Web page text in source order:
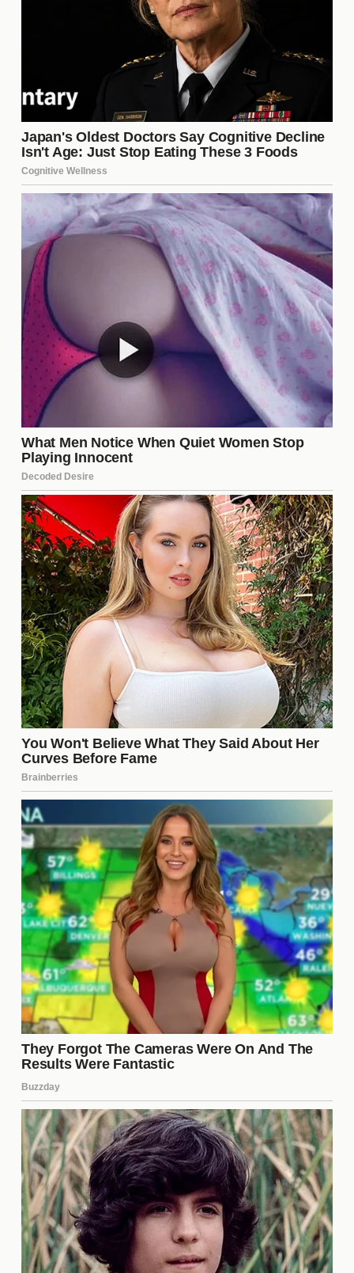
hikayesi olacağı yönünde. İzleyicilerin, karakterlerin
sırlarını çözme çabası ve olayların nasıl gelişeceği
konusunda tahminlerde bulunması, dizinin sosyal
medyada da geniş bir yankı bulmasına yol açacak.
Yayın Tarihi
Yalan dizisinin yayın tarihi, izleyiciler tarafından
merakla bekleniyor. İlk bölümünçok yakındaekrana
gelmesi planlanıyor. Yapımcılar, izleyicilere her hafta
yeni bölümler sunarak, hikayenin akışını sürdürmeyi
hedefliyor.
Fragman Analizi
Yalan dizisinin yayımlanan fragmanları, karakterlerin
dinamiklerini ve olayların temposunu gözler önüne
seriyor. Fragmanda dikkat çeken bazı unsurlar
şunlardır:
Karakterler arası çatışmaların yoğunluğu.
Gizemli olayların izleyiciyi meraklandırması.
Duygusal anların vurgulanması.
Bu unsurlar, dizinin izleyiciler üzerinde nasıl bir etki
yaratacağı konusunda ipuçları veriyor.
İzleyici Beklentileri
Dizinin tanıtımları, izleyicilerde büyük bir beklenti
oluşturdu. Birçok kişi, Yalan'ın sadece birdrama
değil, aynı zamanda
gizemdolu bir hikaye
sunmasını umuyor. İzleyiciler, karakterlerin
derinliklerine inerek, onların sırlarını keşfetmeyi dört
gözle bekliyor.
Tanıtım Stratejileri
Yalan dizisi, tanıtım sürecinde çeşitli stratejiler
uyguluyor. Sosyal medya platformlarında
düzenlenen kampanyalar ve etkileyici fragmanlar,
izleyici kitlesini artırmayı hedefliyor. Ayrıca, ünlü
isimlerin dizi hakkında yaptıkları yorumlar, dizinin
görünürlüğünü artırıyor.
Yarışmalar ve Etkinlikler
Diziyle ilgili olarak, izleyicilere yönelik bazı
yarışmalar ve etkinlikler planlanıyor. Bu etkinlikler,
hayranların diziye olan bağlılıklarını artırmak ve
topluluk oluşturmaya yardımcı olmak amacıyla
düzenlenecek. Yarışmalar, izleyicilere özel hediyeler
ve sürprizler sunarak, etkileşimi artırmayı hedefliyor.
Yalan dizisi ne zaman
başlayacak?
Yalan dizisininyayın tarihihenüz kesin olarak
açıklanmamış olsa da, yapımcılar çok yakında
izleyicilere sürprizler sunmayı planlıyor. İlk bölümün,
önümüzdeki ay içerisinde ekrana gelmesi